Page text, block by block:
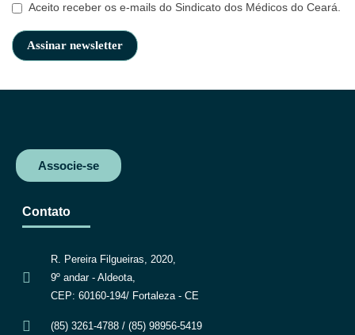
Aceito receber os e-mails do Sindicato dos Médicos do Ceará.
Associe-se
Contato
R. Pereira Filgueiras, 2020,
9º andar - Aldeota,
CEP: 60160-194/ Fortaleza - CE
(85) 3261-4788 / (85) 98956-5419